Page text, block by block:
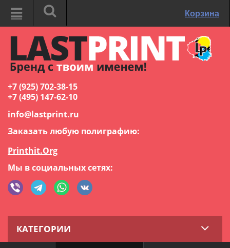
Корзина
+7 (925) 702-38-15
+7 (495) 147-62-10
info@lastprint.ru
Заказать любую полиграфию:
Printhit.Org
Мы в социальных сетях:
КАТЕГОРИИ